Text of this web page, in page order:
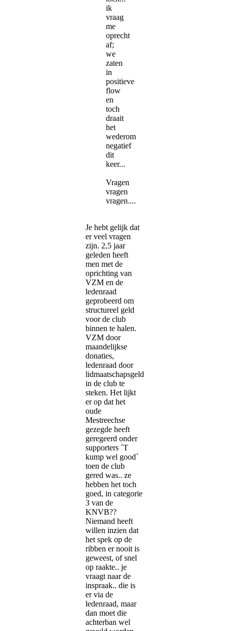
ik
vraag
me
oprecht
af;
we
zaten
in
positieve
flow
en
toch
draait
het
wederom
negatief
dit
keer...
Vragen
vragen
vragen....
Je hebt gelijk dat
er veel vragen
zijn. 2,5 jaar
geleden heeft
men met de
oprichting van
VZM en de
ledenraad
geprobeerd om
structureel geld
voor de club
binnen te halen.
VZM door
maandelijkse
donaties,
ledenraad door
lidmaatschapsgeld
in de club te
steken. Het lijkt
er op dat het
oude
Mestreechse
gezegde heeft
geregeerd onder
supporters ´T
kump wel good`
toen de club
gered was.. ze
hebben het toch
goed, in categorie
3 van de
KNVB??
Niemand heeft
willen inzien dat
het spek op de
ribben er nooit is
geweest, of snel
op raakte.. je
vraagt naar de
inspraak.. die is
er via de
ledenraad, maar
dan moet die
achterban wel